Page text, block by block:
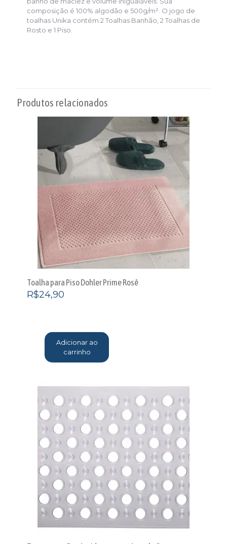
composição é 100% algodão e 500g/m². O jogo de
toalhas Unika contém 2 Toalhas Banhão, 2 Toalhas de
Rosto e 1 Piso.
Produtos relacionados
Toalha para Piso Dohler Prime Rosê
R$24,90
Adicionar ao
carrinho